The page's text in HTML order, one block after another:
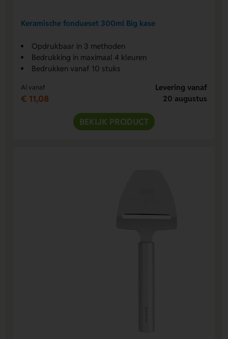
Keramische fondueset 300ml Big kase
Opdrukbaar in 3 methoden
Bedrukking in maximaal 4 kleuren
Bedrukken vanaf 10 stuks
Al vanaf
€ 11,08
Levering vanaf
20 augustus
BEKIJK PRODUCT